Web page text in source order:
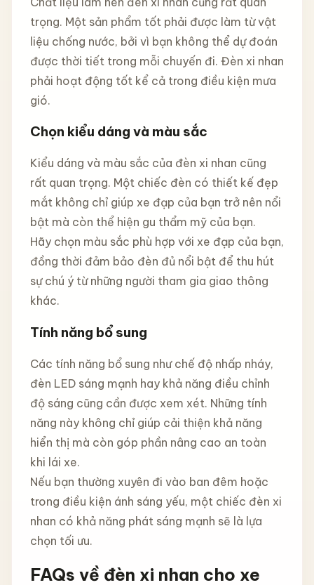
trọng. Một sản phẩm tốt phải được làm từ vật
liệu chống nước, bởi vì bạn không thể dự đoán
được thời tiết trong mỗi chuyến đi. Đèn xi nhan
phải hoạt động tốt kể cả trong điều kiện mưa
gió.
Chọn kiểu dáng và màu sắc
Kiểu dáng và màu sắc của đèn xi nhan cũng
rất quan trọng. Một chiếc đèn có thiết kế đẹp
mắt không chỉ giúp xe đạp của bạn trở nên nổi
bật mà còn thể hiện gu thẩm mỹ của bạn.
Hãy chọn màu sắc phù hợp với xe đạp của bạn,
đồng thời đảm bảo đèn đủ nổi bật để thu hút
sự chú ý từ những người tham gia giao thông
khác.
Tính năng bổ sung
Các tính năng bổ sung như chế độ nhấp nháy,
đèn LED sáng mạnh hay khả năng điều chỉnh
độ sáng cũng cần được xem xét. Những tính
năng này không chỉ giúp cải thiện khả năng
hiển thị mà còn góp phần nâng cao an toàn
khi lái xe.
Nếu bạn thường xuyên đi vào ban đêm hoặc
trong điều kiện ánh sáng yếu, một chiếc đèn xi
nhan có khả năng phát sáng mạnh sẽ là lựa
chọn tối ưu.
FAQs về đèn xi nhan cho xe